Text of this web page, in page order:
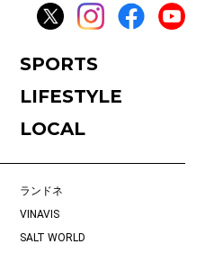
SPORTS
LIFESTYLE
LOCAL
ランドネ
VINAVIS
SALT WORLD